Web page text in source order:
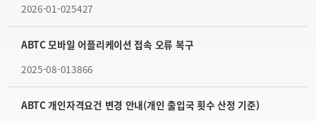
신청
2026-01-025427
ABTC 모바일 어플리케이션 접속 오류 복구
2025-08-013866
ABTC 개인자격요건 변경 안내(개인 출입국 횟수 산정 기준)